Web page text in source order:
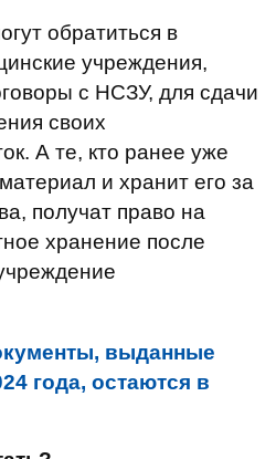
обратиться в
учреждения,
с НСЗУ, для сдачи
своих
А те, кто ранее уже
и хранит его за
получат право на
хранение после
выданные
года, остаются в